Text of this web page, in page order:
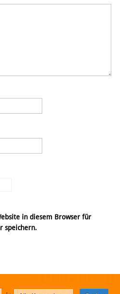
in diesem Browser für
speichern.